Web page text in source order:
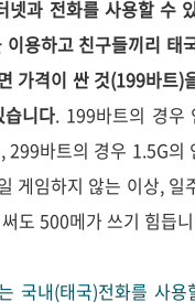
넷과 전화를 사용할 수
용하고 친구들끼리 태
가격이 싼 것(199바트)
니다. 199바트의 경우
299바트의 경우 1.5G의
게임하지 않는 이상, 일
도 500메가 쓰기 힘듭
국내(태국)전화를 사용